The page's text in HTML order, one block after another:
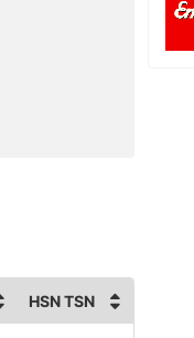
HSN TSN